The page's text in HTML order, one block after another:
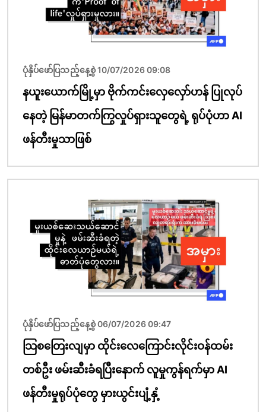
ပုံနှိပ်ဖော်ပြသည့်နေ့စွဲ 10/07/2026 09:08
နယူးယောက်မြို့မှာ ဗိုက်ကင်းလှေလှော်ဟန် ပြုလုပ်
နေတဲ့ မြန်မာတက်ကြွလှုပ်ရှားသူတွေရဲ့ ရုပ်ပုံဟာ AI
ဖန်တီးမှုသာဖြစ်
ပုံနှိပ်ဖော်ပြသည့်နေ့စွဲ 06/07/2026 09:47
သြစတြေးလျမှာ ထိုင်းလေကြောင်းလိုင်းဝန်ထမ်း
တစ်ဦး ဖမ်းဆီးခံရပြီးနောက် လူမှုကွန်ရက်မှာ AI
ဖန်တီးမှုရုပ်ပုံတွေ မှားယွင်းပျံ့နှံ့